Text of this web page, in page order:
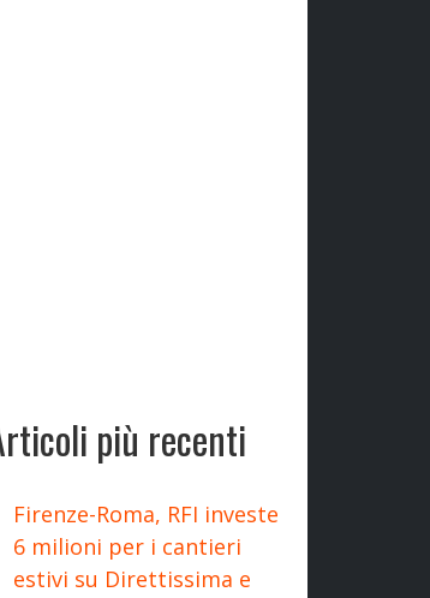
più recenti
Firenze-Roma, RFI investe
6 milioni per i cantieri
estivi su Direttissima e